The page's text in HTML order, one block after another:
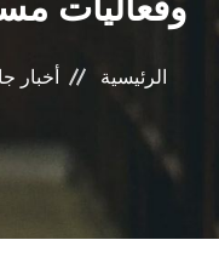
الرئيسية أخبار